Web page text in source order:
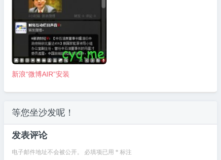
新浪“微博AIR”安装
等您坐沙发呢！
发表评论
电子邮件地址不会被公开。 必填项已用 * 标注